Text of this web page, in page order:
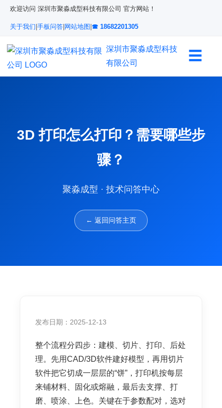
欢迎访问 深圳市聚淼成型科技有限公司 官方网站！
关于我们 手板问答 网站地图 ☎ 18682201305
深圳市聚淼成型科技
有限公司
☰
3D 打印怎么打印？需要哪些步
骤？
聚淼成型 · 技术问答中心
← 返回问答主页
发布日期：2025-12-13
整个流程分四步：建模、切片、打印、后处
理。先用CAD/3D软件建好模型，再用切片
软件把它切成一层层的“饼”，打印机按每层
来铺材料、固化或熔融，最后去支撑、打
磨、喷涂、上色。关键在于参数配对，选对